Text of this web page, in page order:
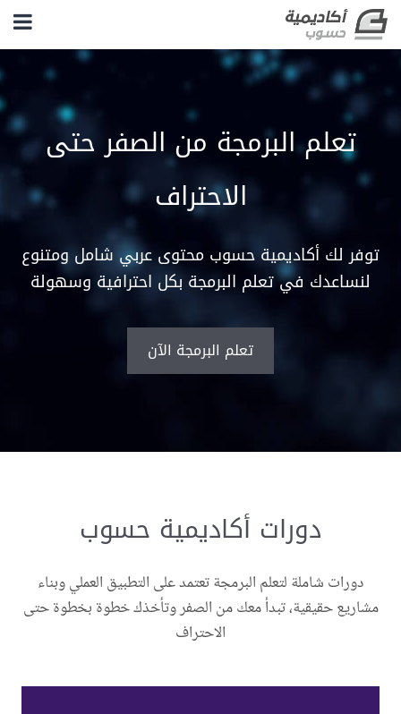
تعلم البرمجة من الصفر حتى
الاحتراف
توفر لك أكاديمية حسوب محتوى عربي شامل ومتنوع
لنساعدك في تعلم البرمجة بكل احترافية وسهولة
تعلم البرمجة الآن
دورات أكاديمية حسوب
دورات شاملة لتعلم البرمجة تعتمد على التطبيق العملي وبناء
مشاريع حقيقية، تبدأ معك من الصفر وتأخذك خطوة بخطوة حتى
الاحتراف